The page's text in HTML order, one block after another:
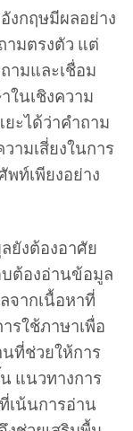
งกฤษมีผลอย่าง
ามตรงตัว แต่
ามและเชื่อม
ในเชิงความ
ะได้ว่าคำถาม
ามเสี่ยงในการ
ท์เพียงอย่าง
ยังต้องอาศัย
ต้องอ่านข้อมูล
จากเนื้อหาที่
รใช้ภาษาเพื่อ
ที่ช่วยให้การ
แนวทางการ
ที่เน้นการอ่าน